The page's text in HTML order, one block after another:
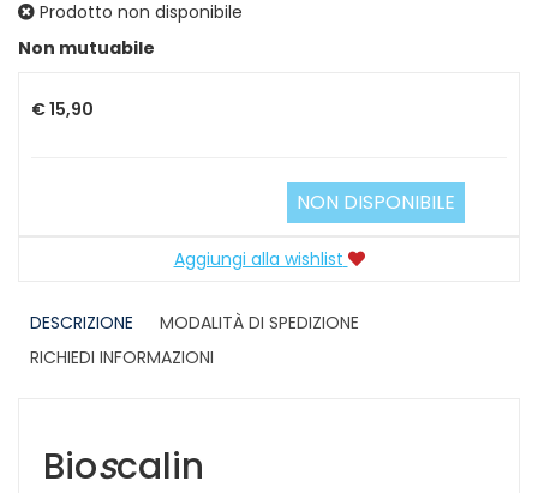
Prodotto non disponibile
Non mutuabile
Prezzo
€ 15,90
NON DISPONIBILE
Aggiungi alla wishlist
DESCRIZIONE
MODALITÀ DI SPEDIZIONE
RICHIEDI INFORMAZIONI
Bioscalin